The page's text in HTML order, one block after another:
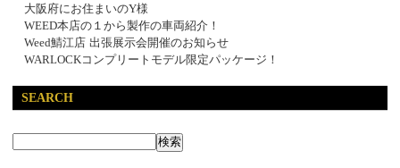
大阪府にお住まいのY様
WEED本店の１から製作の車両紹介！
Weed鯖江店 出張展示会開催のお知らせ
WARLOCKコンプリートモデル限定パッケージ！
SEARCH